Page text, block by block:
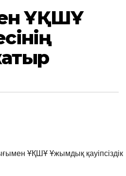
ҰҚШҰ
ҰҚШҰ Ұжымдық қауіпсіздік